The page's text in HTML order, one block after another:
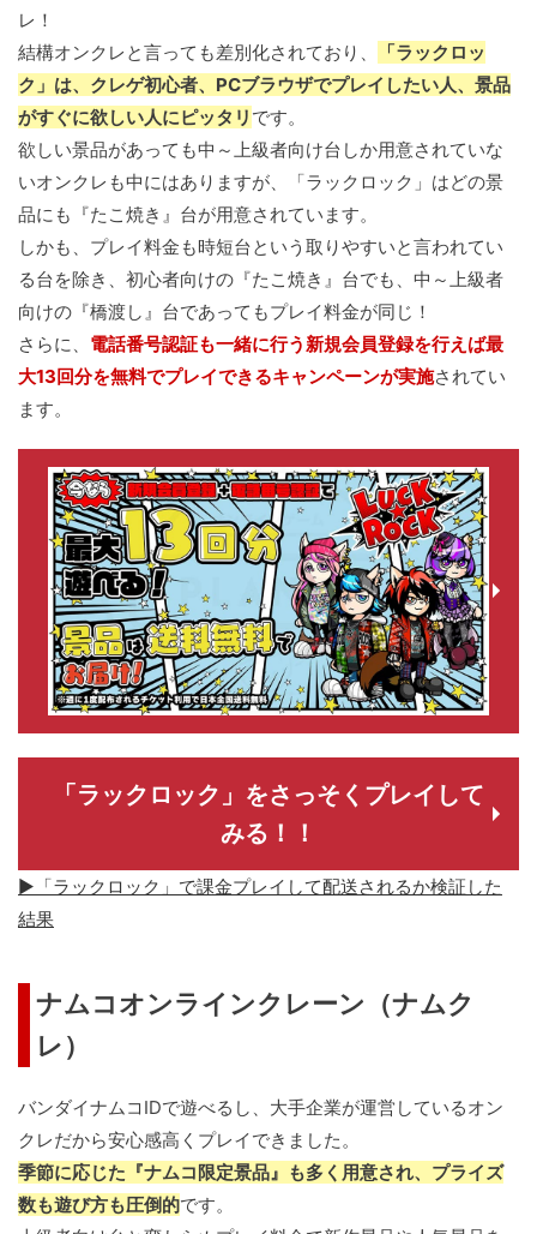
レ！
結構オンクレと言っても差別化されており、
「ラックロッ
ク」は、クレゲ初心者、PCブラウザでプレイしたい人、景品
がすぐに欲しい人にピッタリ です。
欲しい景品があっても中～上級者向け台しか用意されていな
いオンクレも中にはありますが、「ラックロック」はどの景
品にも『たこ焼き』台が用意されています。
しかも、プレイ料金も時短台という取りやすいと言われてい
る台を除き、初心者向けの『たこ焼き』台でも、中～上級者
向けの『橋渡し』台であってもプレイ料金が同じ！
さらに、 電話番号認証も一緒に行う新規会員登録を行えば最
大13回分を無料でプレイできるキャンペーンが実施されてい
ます。
「ラックロック」をさっそくプレイして
みる！！
▶「ラックロック」で課金プレイして配送されるか検証した
結果
ナムコオンラインクレーン（ナムク
レ）
バンダイナムコIDで遊べるし、大手企業が運営しているオン
クレだから安心感高くプレイできました。
季節に応じた『ナムコ限定景品』も多く用意され、プライズ
数も遊び方も圧倒的です。